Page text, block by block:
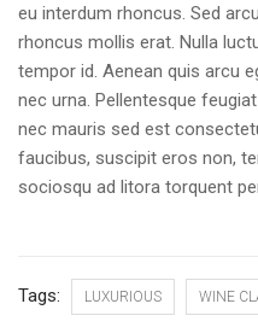
eu interdum rhoncus. Sed
rhoncus mollis erat. Nulla
tempor id. Aenean quis arcu
nec urna. Pellentesque
nec mauris sed est
faucibus, suscipit eros non,
sociosqu ad litora torquent
Tags: LUXURIOUS WINE